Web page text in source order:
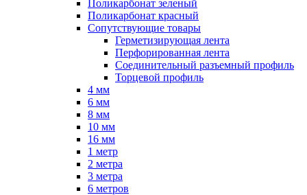
Поликарбонат зеленый
Поликарбонат красный
Сопутствующие товары
Герметизирующая лента
Перфорированная лента
Соединительный разъемный профиль
Торцевой профиль
4 мм
6 мм
8 мм
10 мм
16 мм
1 метр
2 метра
3 метра
6 метров